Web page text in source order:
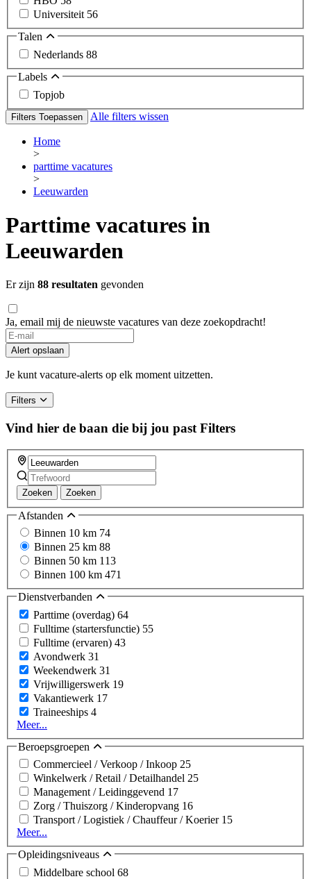
Universiteit 56
Talen
Nederlands 88
Labels
Topjob
Filters Toepassen Alle filters wissen
Home
>
parttime vacatures
>
Leeuwarden
Parttime vacatures in
Leeuwarden
Er zijn 88 resultaten gevonden
Ja, email mij de nieuwste vacatures van deze zoekopdracht!
If
you
are
a
ignore
this
field
Alert opslaan
Je kunt vacature-alerts op elk moment uitzetten.
Filters
Vind hier de baan die bij jou past Filters
Zoeken Zoeken
Afstanden
Binnen 10 km 74
Binnen 25 km 88
Binnen 50 km 113
Binnen 100 km 471
Dienstverbanden
Parttime (overdag) 64
Fulltime (startersfunctie) 55
Fulltime (ervaren) 43
Avondwerk 31
Weekendwerk 31
Vrijwilligerswerk 19
Vakantiewerk 17
Traineeships 4
Meer...
Beroepsgroepen
Commercieel / Verkoop / Inkoop 25
Winkelwerk / Retail / Detailhandel 25
Management / Leidinggevend 17
Zorg / Thuiszorg / Kinderopvang 16
Transport / Logistiek / Chauffeur / Koerier 15
Meer...
Opleidingsniveaus
Middelbare school 68